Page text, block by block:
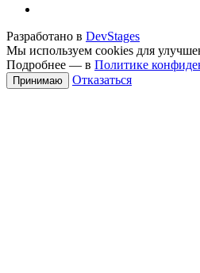
Разработано в DevStages
Мы используем cookies для
Подробнее — в Политике
Принимаю Отказаться